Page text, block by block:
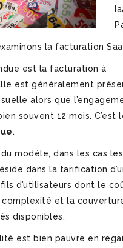
la facturation
est la facturation à
est généralement
alors que
souvent 12 mois. C’est
.
modèle, dans les cas
dans la tarification
d’utilisateurs dont le
complexité et la
disponibles.
est bien pauvre en